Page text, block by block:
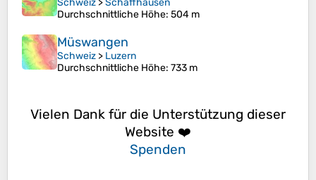
Schweiz >Schaffhausen
Durchschnittliche Höhe: 504 m
Müswangen
Schweiz > Luzern
Durchschnittliche Höhe: 733 m
Vielen Dank für die Unterstützung dieser
Website ❤️
Spenden